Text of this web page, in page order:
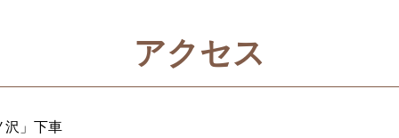
アクセス
沢」下車